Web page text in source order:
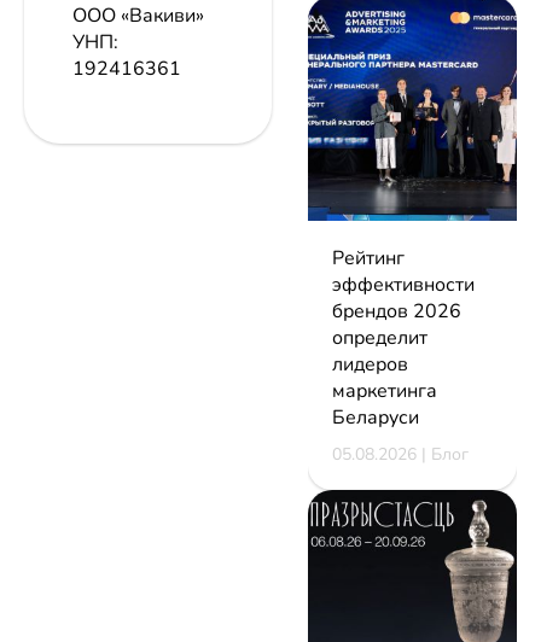
ООО «Вакиви»
УНП:
192416361
Рейтинг
эффективности
брендов 2026
определит
лидеров
маркетинга
Беларуси
05.08.2026 | Блог